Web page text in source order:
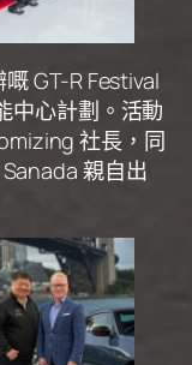
GT-R Festival
中心計劃。活動
社長，同
親自出